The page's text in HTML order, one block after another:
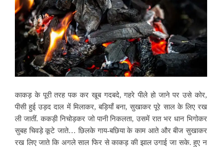
काकड़ के पूरी तरह पक कर खूब गदबदे, गहरे पीले हो जाने पर उसे कोर,
पीसी हुई उड़द दाल में मिलाकर, बड़ियाँ बना, सुखाकर पूरे साल के लिए रख
ली जातीं. ककड़ी निचोड़कर जो पानी निकलता, उसमें रात भर धान भिगोकर
सुबह चिवड़े कूटे जाते… छिलके गाय-बछिया के काम आते और बीज सुखाकर
रख लिए जाते कि अगले साल फिर से काकड़ की झाल उगाई जा सके. हुए न